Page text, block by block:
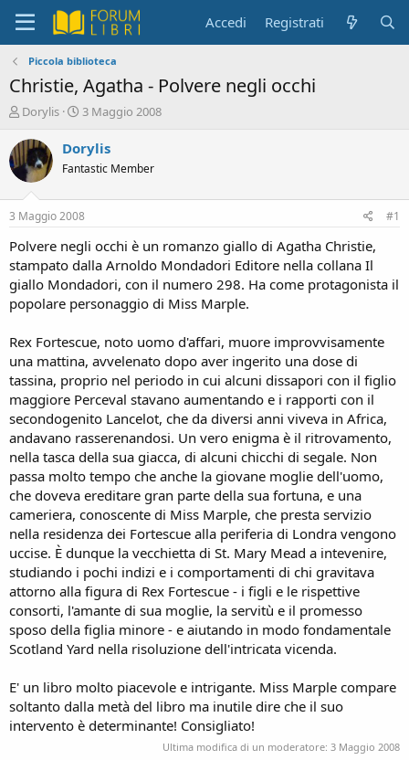
Accedi Registrati
Piccola biblioteca
Christie, Agatha - Polvere negli occhi
C
e
a
t
r
e
D
s
c
u
s
i
n
e
Dorylis
D
t
a
d
i
n
i
z
i
o
3 Maggio 2008
Dorylis
Fantastic Member
3 Maggio 2008 #1
Polvere negli occhi è un romanzo giallo di Agatha Christie,
stampato dalla Arnoldo Mondadori Editore nella collana Il
giallo Mondadori, con il numero 298. Ha come protagonista il
popolare personaggio di Miss Marple.
Rex Fortescue, noto uomo d'affari, muore improvvisamente
una mattina, avvelenato dopo aver ingerito una dose di
tassina, proprio nel periodo in cui alcuni dissapori con il figlio
maggiore Perceval stavano aumentando e i rapporti con il
secondogenito Lancelot, che da diversi anni viveva in Africa,
andavano rasserenandosi. Un vero enigma è il ritrovamento,
nella tasca della sua giacca, di alcuni chicchi di segale. Non
passa molto tempo che anche la giovane moglie dell'uomo,
che doveva ereditare gran parte della sua fortuna, e una
cameriera, conoscente di Miss Marple, che presta servizio
nella residenza dei Fortescue alla periferia di Londra vengono
uccise. È dunque la vecchietta di St. Mary Mead a intevenire,
studiando i pochi indizi e i comportamenti di chi gravitava
attorno alla figura di Rex Fortescue - i figli e le rispettive
consorti, l'amante di sua moglie, la servitù e il promesso
sposo della figlia minore - e aiutando in modo fondamentale
Scotland Yard nella risoluzione dell'intricata vicenda.
E' un libro molto piacevole e intrigante. Miss Marple compare
soltanto dalla metà del libro ma inutile dire che il suo
intervento è determinante! Consigliato!
Ultima modifica di un moderatore: 3 Maggio 2008